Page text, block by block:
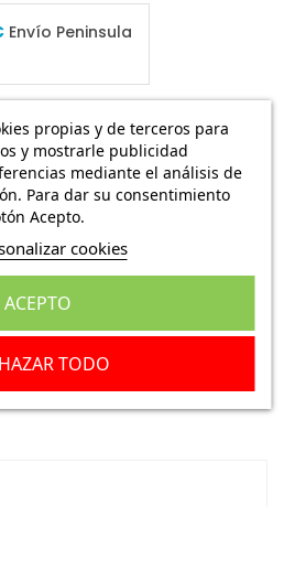
Envío Peninsula
semirredonda
a la cesta
propias y de terceros para
y mostrarle publicidad
mediante el análisis de
Para dar su consentimiento
Acepto.
cookies
TODO
ACEPTO